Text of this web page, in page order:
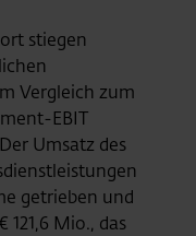
stiegen
Vergleich zum
EBIT
Umsatz des
getrieben und
Mio., das